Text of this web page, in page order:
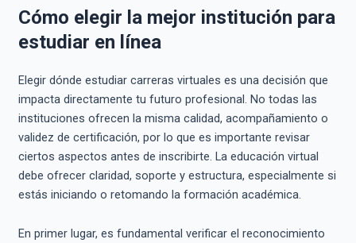
Cómo elegir la mejor institución para
estudiar en línea
Elegir dónde estudiar carreras virtuales es una decisión que
impacta directamente tu futuro profesional. No todas las
instituciones ofrecen la misma calidad, acompañamiento o
validez de certificación, por lo que es importante revisar
ciertos aspectos antes de inscribirte. La educación virtual
debe ofrecer claridad, soporte y estructura, especialmente si
estás iniciando o retomando la formación académica.
En primer lugar, es fundamental verificar el reconocimiento